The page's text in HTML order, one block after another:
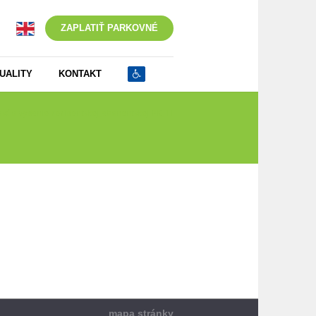
ZAPLATIŤ PARKOVNÉ
KONTAKT
mapa stránky